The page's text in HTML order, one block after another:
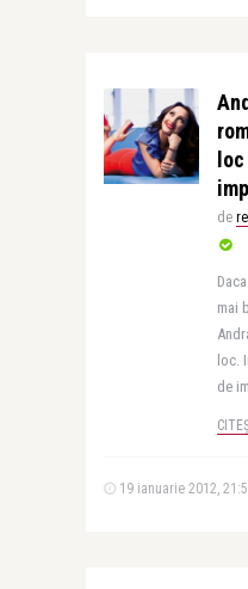
de
mai
loc.
de
19 ianuarie 2012,